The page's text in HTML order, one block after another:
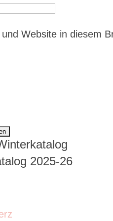
Website in diesem
2025-26